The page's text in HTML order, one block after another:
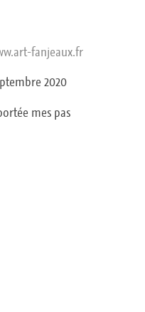
fanjeaux.fr
2020
mes pas